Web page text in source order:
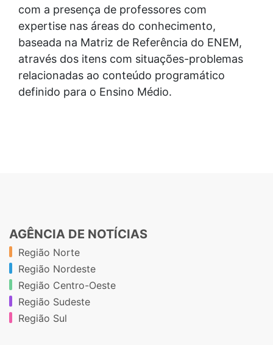
com a presença de professores com
expertise nas áreas do conhecimento,
baseada na Matriz de Referência do ENEM,
através dos itens com situações-problemas
relacionadas ao conteúdo programático
definido para o Ensino Médio.
AGÊNCIA DE NOTÍCIAS
Região Norte
Região Nordeste
Região Centro-Oeste
Região Sudeste
Região Sul